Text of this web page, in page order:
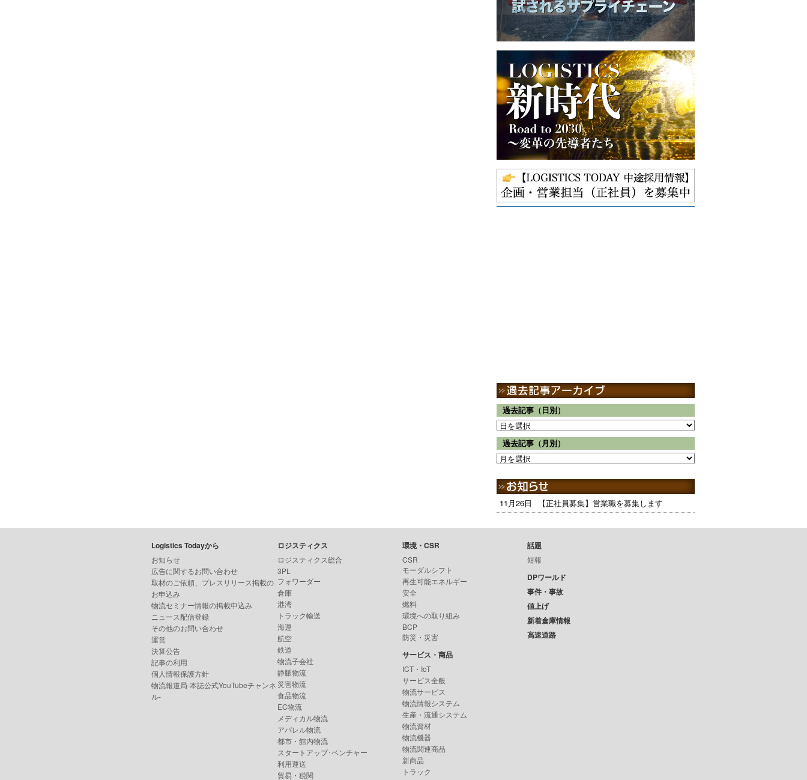
過去記事（日別）
過去記事（月別）
11月26日 【正社員募集】営業職を募集します
Logistics Todayから
お知らせ
広告に関するお問い合わせ
取材のご依頼、プレスリリース掲載の
お申込み
物流セミナー情報の掲載申込み
ニュース配信登録
その他のお問い合わせ
運営
決算公告
記事の利用
個人情報保護方針
物流報道局-本誌公式YouTubeチャンネ
ル-
ロジスティクス
ロジスティクス総合
3PL
フォワーダー
倉庫
港湾
トラック輸送
海運
航空
鉄道
物流子会社
静脈物流
災害物流
食品物流
EC物流
メディカル物流
アパレル物流
都市・館内物流
スタートアップ･ベンチャー
利用運送
貿易・税関
環境・CSR
CSR
モーダルシフト
再生可能エネルギー
安全
燃料
環境への取り組み
BCP
防災・災害
サービス・商品
ICT・IoT
サービス全般
物流サービス
物流情報システム
生産・流通システム
物流資材
物流機器
物流関連商品
新商品
トラック
話題
短報
DPワールド
事件・事故
値上げ
新着倉庫情報
高速道路